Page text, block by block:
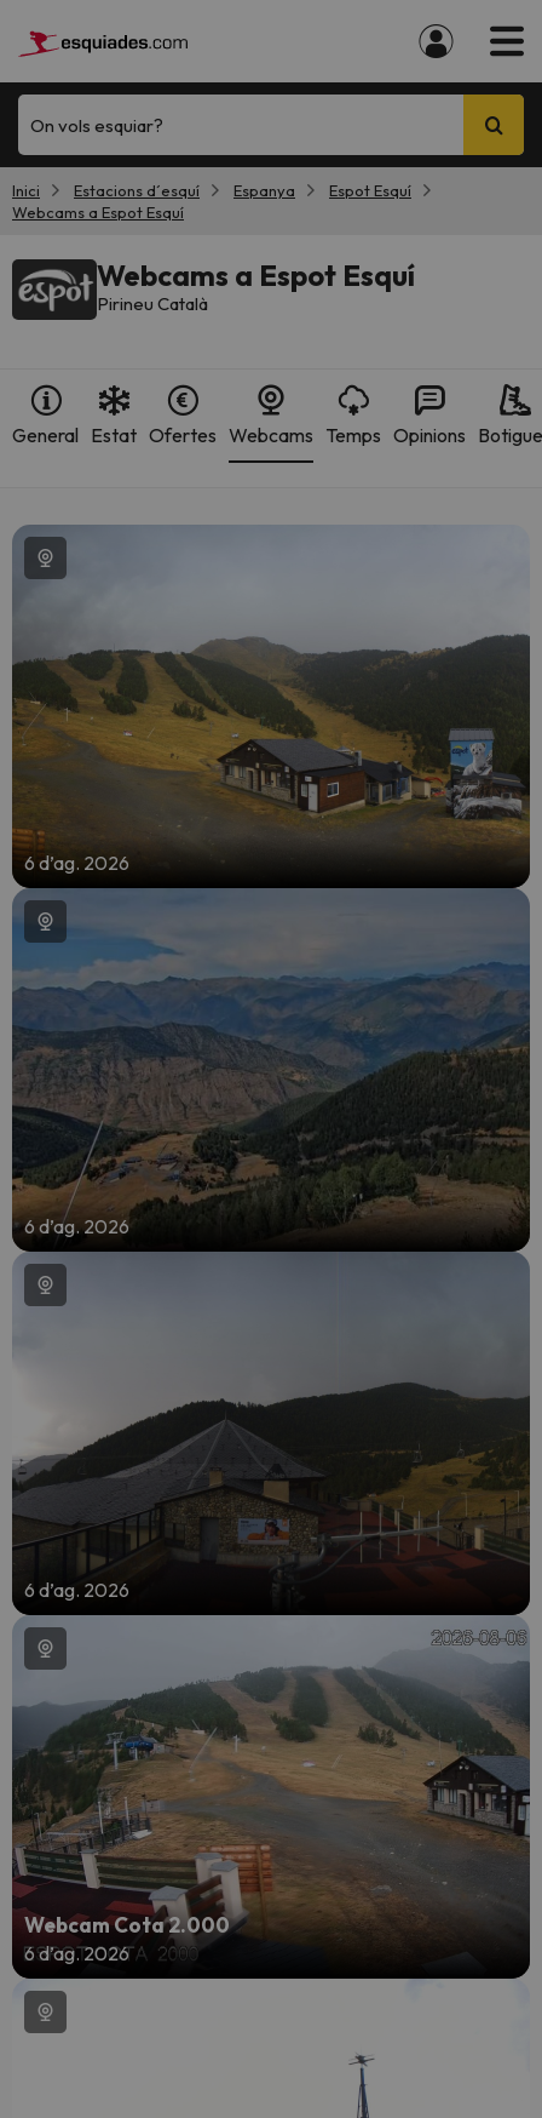
On vols esquiar?
Inici Estacions d´esquí Espanya
Espot Esquí
Webcams a Espot Esquí
Webcams a Espot Esquí
Pirineu Català
General Estat Ofertes Webcams Temps Opinions
6 d’ag. 2026
6 d’ag. 2026
6 d’ag. 2026
Webcam Cota 2.000
6 d’ag. 2026